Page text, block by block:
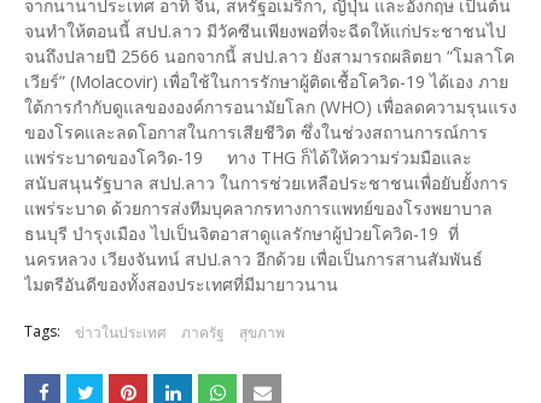
จากนานาประเทศ อาทิ จีน, สหรัฐอเมริกา, ญี่ปุ่น และอังกฤษ เป็นต้น
จนทำให้ตอนนี้ สปป.ลาว มีวัคซีนเพียงพอที่จะฉีดให้แก่ประชาชนไป
จนถึงปลายปี 2566 นอกจากนี้ สปป.ลาว ยังสามารถผลิตยา “โมลาโค
เวียร์” (Molacovir) เพื่อใช้ในการรักษาผู้ติดเชื้อโควิด-19 ได้เอง ภาย
ใต้การกำกับดูแลขององค์การอนามัยโลก (WHO) เพื่อลดความรุนแรง
ของโรคและลดโอกาสในการเสียชีวิต ซึ่งในช่วงสถานการณ์การ
แพร่ระบาดของโควิด-19 ทาง THG ก็ได้ให้ความร่วมมือและ
สนับสนุนรัฐบาล สปป.ลาว ในการช่วยเหลือประชาชนเพื่อยับยั้งการ
แพร่ระบาด ด้วยการส่งทีมบุคลากรทางการแพทย์ของโรงพยาบาล
ธนบุรี บำรุงเมือง ไปเป็นจิตอาสาดูแลรักษาผู้ป่วยโควิด-19 ที่
นครหลวง เวียงจันทน์ สปป.ลาว อีกด้วย เพื่อเป็นการสานสัมพันธ์
ไมตรีอันดีของทั้งสองประเทศที่มีมายาวนาน
Tags: ข่าวในประเทศ ภาครัฐ สุขภาพ